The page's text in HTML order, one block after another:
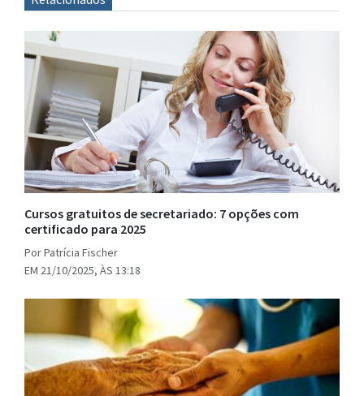
Cursos gratuitos de secretariado: 7 opções com
certificado para 2025
Por Patrícia Fischer
EM 21/10/2025, ÀS 13:18